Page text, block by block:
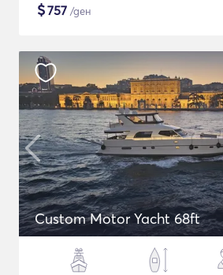
$757 /ден
Custom Motor Yacht 68ft